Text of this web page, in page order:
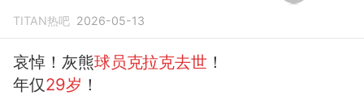
TITAN热吧 2026-05-13
哀悼！灰熊球员克拉克去世！
年仅29岁 ！